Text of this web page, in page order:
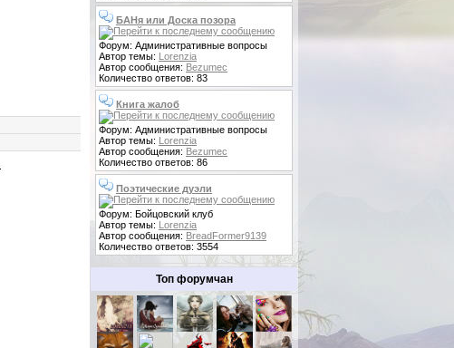
БАНя или Доска позора
Форум: Административные вопросы
Автор темы: Lorenzia
Автор сообщения: Bezumec
Количество ответов: 83
Книга жалоб
Форум: Административные вопросы
Автор темы: Lorenzia
Автор сообщения: Bezumec
Количество ответов: 86
Поэтические дуэли
Форум: Бойцовский клуб
Автор темы: Lorenzia
Автор сообщения: BreadFormer9139
Количество ответов: 3554
Топ форумчан